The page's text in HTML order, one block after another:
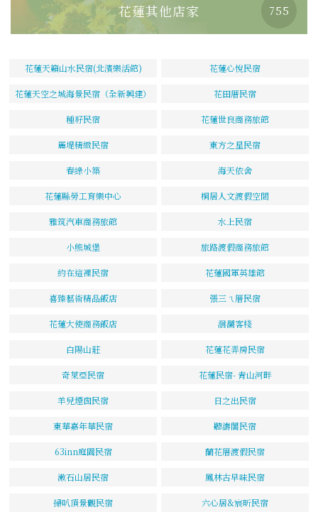
花蓮其他店家 755
花蓮天籟山水民宿(北濱樂活館) 花蓮心悅民宿
花蓮天空之城海景民宿（全新興建） 花田厝民宿
種籽民宿 花蓮世良商務旅館
麗堤精緻民宿 東方之星民宿
春綠小築 海天依舍
花蓮縣勞工育樂中心 桐居人文渡假空間
雅筑汽車商務旅館 水上民宿
小熊城堡 旅路渡假商務旅館
約在這裡民宿 花蓮國軍英雄館
喜臻藝術精品飯店 張三ㄟ厝民宿
花蓮大使商務飯店 洄瀾客棧
白陽山莊 花蓮花弄房民宿
奇萊亞民宿 花蓮民宿- 青山河畔
羊兒煙囪民宿 日之出民宿
東華嘉年華民宿 聽濤閣民宿
63inn庭園民宿 蘭花厝渡假民宿
漱石山居民宿 鳳林古早味民宿
掃叭頂景觀民宿 六心居&宸昕民宿